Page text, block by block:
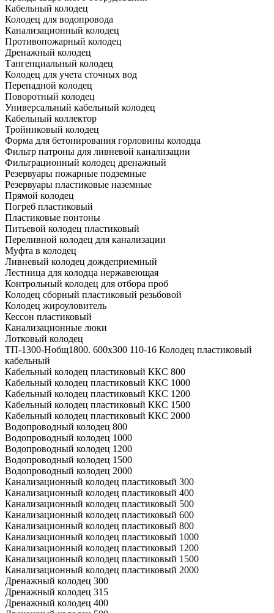
Кабельный колодец
Колодец для водопровода
Канализационный колодец
Противопожарный колодец
Дренажный колодец
Тангенциальный колодец
Колодец для учета сточных вод
Перепадной колодец
Поворотный колодец
Универсальный кабельный колодец
Кабельный коллектор
Тройниковый колодец
Форма для бетонирования горловины колодца
Фильтр патроны для ливневой канализации
Фильтрационный колодец дренажный
Резервуары пожарные подземные
Резервуары пластиковые наземные
Прямой колодец
Погреб пластиковый
Пластиковые понтоны
Питьевой колодец пластиковый
Переливной колодец для канализации
Муфта в колодец
Ливневый колодец дождеприемный
Лестница для колодца нержавеющая
Контрольный колодец для отбора проб
Колодец сборный пластиковый резьбовой
Колодец жироуловитель
Кессон пластиковый
Канализационные люки
Лотковый колодец
ТП-1300-Hобщ1800. 600х300 110-16 Колодец пластиковый
кабельный
Кабельный колодец пластиковый ККС 800
Кабельный колодец пластиковый ККС 1000
Кабельный колодец пластиковый ККС 1200
Кабельный колодец пластиковый ККС 1500
Кабельный колодец пластиковый ККС 2000
Водопроводный колодец 800
Водопроводный колодец 1000
Водопроводный колодец 1200
Водопроводный колодец 1500
Водопроводный колодец 2000
Канализационный колодец пластиковый 300
Канализационный колодец пластиковый 400
Канализационный колодец пластиковый 500
Канализационный колодец пластиковый 600
Канализационный колодец пластиковый 800
Канализационный колодец пластиковый 1000
Канализационный колодец пластиковый 1200
Канализационный колодец пластиковый 1500
Канализационный колодец пластиковый 2000
Дренажный колодец 300
Дренажный колодец 315
Дренажный колодец 400